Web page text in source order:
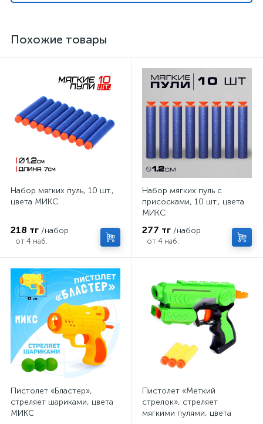
Похожие товары
Набор мягких пуль, 10 шт.,
цвета МИКС
218 тг /набор
от 4 наб.
Набор мягких пуль с
присосками, 10 шт., цвета
МИКС
277 тг /набор
от 4 наб.
Пистолет «Бластер»,
стреляет шариками, цвета
МИКС
Пистолет «Меткий
стрелок», стреляет
мягкими пулями, цвета